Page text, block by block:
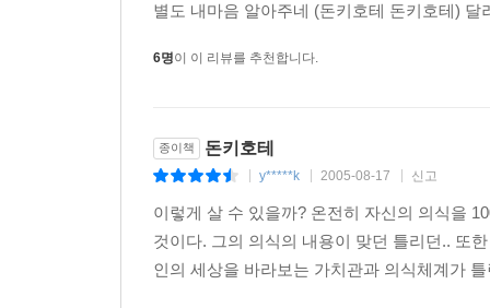
별도 내마음 알아주네 (돈키호테 돈키호테)
6명이 이 리뷰를 추천합니다.
종이책 돈키호테
y*****k 2005-08-17 신고
이렇게 살 수 있을까? 온전히 자신의 의식을
것이다. 그의 의식의 내용이 맞던 틀리던.. 또
인의 세상을 바라보는 가치관과 의식체계가